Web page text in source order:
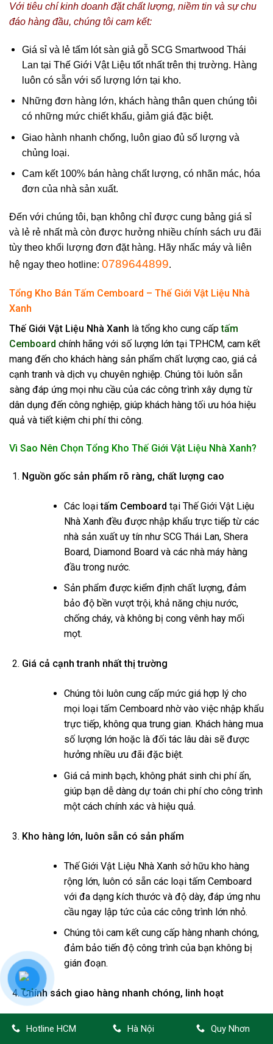
Với tiêu chí kinh doanh đặt chất lượng, niềm tin và sự chu
đáo hàng đầu, chúng tôi cam kết:
Giá sỉ và lẻ tấm lót sàn giả gỗ SCG Smartwood Thái
Lan tại Thế Giới Vật Liệu tốt nhất trên thị trường. Hàng
luôn có sẵn với số lượng lớn tại kho.
Những đơn hàng lớn, khách hàng thân quen chúng tôi
có những mức chiết khấu, giảm giá đặc biệt.
Giao hành nhanh chống, luôn giao đủ số lượng và
chủng loại.
Cam kết 100% bán hàng chất lượng, có nhãn mác, hóa
đơn của nhà sản xuất.
Đến với chúng tôi, bạn không chỉ được cung bảng giá sỉ
và lẻ rẻ nhất mà còn được hưởng nhiều chính sách ưu đãi
tùy theo khối lượng đơn đặt hàng. Hãy nhấc máy và liên
hệ ngay theo hotline: 0789644899.
Tổng Kho Bán Tấm Cemboard – Thế Giới Vật Liệu Nhà
Xanh
Thế Giới Vật Liệu Nhà Xanh là tổng kho cung cấptấm
Cemboard chính hãng với số lượng lớn tại TP.HCM, cam kết
mang đến cho khách hàng sản phẩm chất lượng cao, giá cả
cạnh tranh và dịch vụ chuyên nghiệp. Chúng tôi luôn sẵn
sàng đáp ứng mọi nhu cầu của các công trình xây dựng từ
dân dụng đến công nghiệp, giúp khách hàng tối ưu hóa hiệu
quả và tiết kiệm chi phí thi công.
Vì Sao Nên Chọn Tổng Kho Thế Giới Vật Liệu Nhà Xanh?
Nguồn gốc sản phẩm rõ ràng, chất lượng cao
Các loạitấm Cemboard tại Thế Giới Vật Liệu
Nhà Xanh đều được nhập khẩu trực tiếp từ các
nhà sản xuất uy tín như SCG Thái Lan, Shera
Board, Diamond Board và các nhà máy hàng
đầu trong nước.
Sản phẩm được kiểm định chất lượng, đảm
bảo độ bền vượt trội, khả năng chịu nước,
chống cháy, và không bị cong vênh hay mối
mọt.
Giá cả cạnh tranh nhất thị trường
Chúng tôi luôn cung cấp mức giá hợp lý cho
mọi loại tấm Cemboard nhờ vào việc nhập khẩu
trực tiếp, không qua trung gian. Khách hàng mua
số lượng lớn hoặc là đối tác lâu dài sẽ được
hưởng nhiều ưu đãi đặc biệt.
Giá cả minh bạch, không phát sinh chi phí ẩn,
giúp bạn dễ dàng dự toán chi phí cho công trình
một cách chính xác và hiệu quả.
Kho hàng lớn, luôn sẵn có sản phẩm
Thế Giới Vật Liệu Nhà Xanh sở hữu kho hàng
rộng lớn, luôn có sẵn các loại tấm Cemboard
với đa dạng kích thước và độ dày, đáp ứng nhu
cầu ngay lập tức của các công trình lớn nhỏ.
Chúng tôi cam kết cung cấp hàng nhanh chóng,
đảm bảo tiến độ công trình của bạn không bị
gián đoạn.
Chính sách giao hàng nhanh chóng, linh hoạt
Dịch vụ giao hàng nhanh chóng tại TP.HCM và
Hotline HCM Hà Nội Quy Nhơn